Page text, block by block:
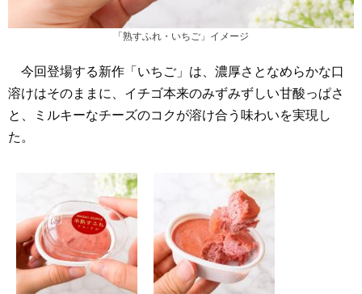
「熟すふれ・いちご」イメージ
今回登場する新作「いちご」は、濃厚さとなめらかな口
溶けはそのままに、イチゴ本来のみずみずしい甘酸っぱさ
と、ミルキーなチーズのコクが溶け合う味わいを実現し
た。